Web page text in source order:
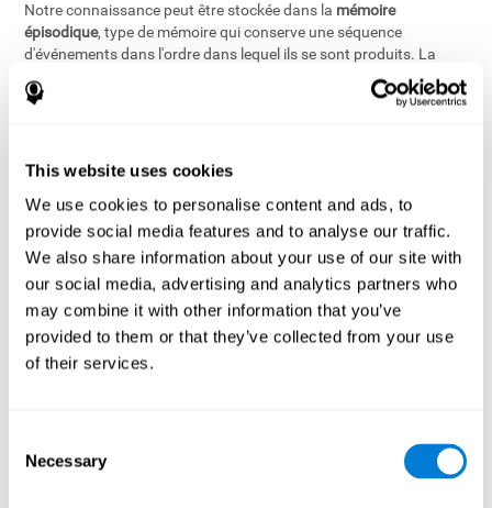
This website uses cookies
We use cookies to personalise content and ads, to
provide social media features and to analyse our traffic.
We also share information about your use of our site with
our social media, advertising and analytics partners who
may combine it with other information that you’ve
provided to them or that they’ve collected from your use
of their services.
Selection
Necessary
Notre connaissance peut être stockée dans la mémoire
épisodique, type de mémoire qui conserve une séquence
d'événements dans l'ordre dans lequel ils se sont produits. La
mémoire épisodique a un air d'histoire : "Ce fut le jour où nous
sommes allés faire de l'alpinisme et sommes restés bloquer par
la connaissance et du sens. Il s'agit de la connaissance
un joueur d'échecs expérimenté peut facilement discuter ou
disserter sur les mouvements et stratégies qui font un jeu à
succès, tandis qu'un mécanicien automobile discutera facilement
du meilleur carburateur pour un modèle spécifique de voiture.
L'expertise sur laquelle repose la mémoire sémantique implique un
grand nombre de concepts liés entre eux, leréseau sémantique
Certains de ces concepts ont des noms (la reine, le cavalier)
tandis que d'autres sont des idées abstraites et n'en ont pas.
: nous analysons
automatiquement les informations auditives, visuelles et aussi